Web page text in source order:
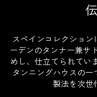
スペインコレクショ
ーデンのタンナー兼サ
めし、仕立てられてい
タンニングハウスの
製法を次世